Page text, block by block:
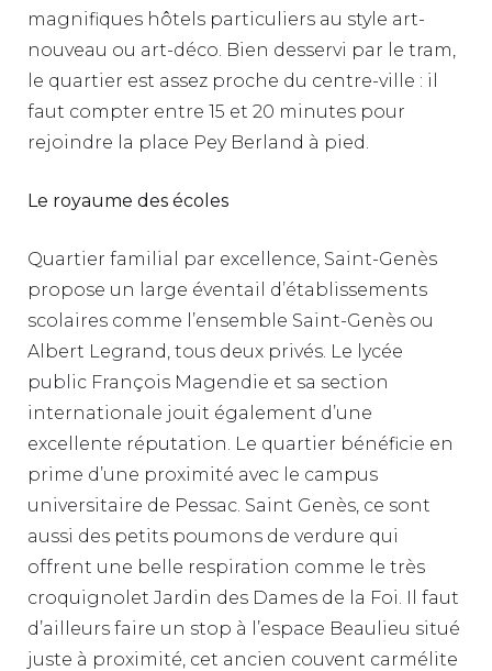
magnifiques hôtels particuliers au style art-
nouveau ou art-déco. Bien desservi par le tram,
le quartier est assez proche du centre-ville : il
faut compter entre 15 et 20 minutes pour
rejoindre la place Pey Berland à pied.
Le royaume des écoles
Quartier familial par excellence, Saint-Genès
propose un large éventail d’établissements
scolaires comme l’ensemble Saint-Genès ou
Albert Legrand, tous deux privés. Le lycée
public François Magendie et sa section
internationale jouit également d’une
excellente réputation. Le quartier bénéficie en
prime d’une proximité avec le campus
universitaire de Pessac. Saint Genès, ce sont
aussi des petits poumons de verdure qui
offrent une belle respiration comme le très
croquignolet Jardin des Dames de la Foi. Il faut
d’ailleurs faire un stop à l’espace Beaulieu situé
juste à proximité, cet ancien couvent carmélite